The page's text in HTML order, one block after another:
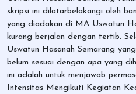
skripsi ini dilatarbelakangi oleh
yang diadakan di MA Uswatun
kurang berjalan dengan tertib.
Uswatun Hasanah Semarang
belum sesuai dengan apa yang
ini adalah untuk menjawab
Intensitas Mengikuti Kegiatan